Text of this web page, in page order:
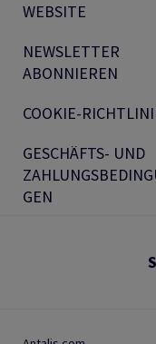
WEBSITE
NEWSLETTER
ABONNIEREN
COOKIE-
GESCHÄFTS- UND
GEN